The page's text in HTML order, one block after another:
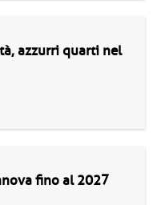
azzurri quarti nel
fino al 2027